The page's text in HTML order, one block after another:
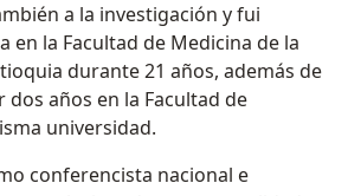
a la investigación y fui
en la Facultad de Medicina de la
durante 21 años, además de
años en la Facultad de
universidad.
conferencista nacional e